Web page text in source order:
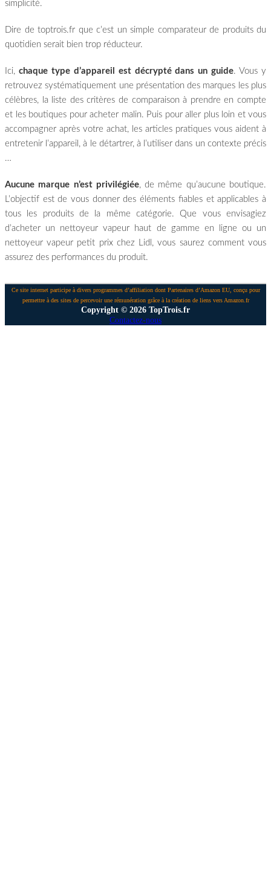
simplicité.
Dire de toptrois.fr que c’est un simple comparateur de produits du
quotidien serait bien trop réducteur.
Ici, chaque type d’appareil est décrypté dans un guide. Vous y
retrouvez systématiquement une présentation des marques les plus
célèbres, la liste des critères de comparaison à prendre en compte
et les boutiques pour acheter malin. Puis pour aller plus loin et vous
accompagner après votre achat, les articles pratiques vous aident à
entretenir l’appareil, à le détartrer, à l’utiliser dans un contexte précis
…
Aucune marque n’est privilégiée, de même qu’aucune boutique.
L’objectif est de vous donner des éléments fiables et applicables à
tous les produits de la même catégorie. Que vous envisagiez
d’acheter un nettoyeur vapeur haut de gamme en ligne ou un
nettoyeur vapeur petit prix chez Lidl, vous saurez comment vous
assurez des performances du produit.
Ce site internet participe à divers programmes d’affiliation dont Partenaires d’Amazon EU, conçu pour
permettre à des sites de percevoir une rémunération grâce à la création de liens vers Amazon.fr
Copyright © 2026 TopTrois.fr
Contactez-nous